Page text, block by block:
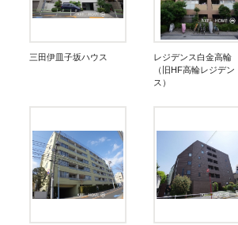
三田伊皿子坂ハウス
レジデンス白金高輪
（旧HF高輪レジデン
ス）